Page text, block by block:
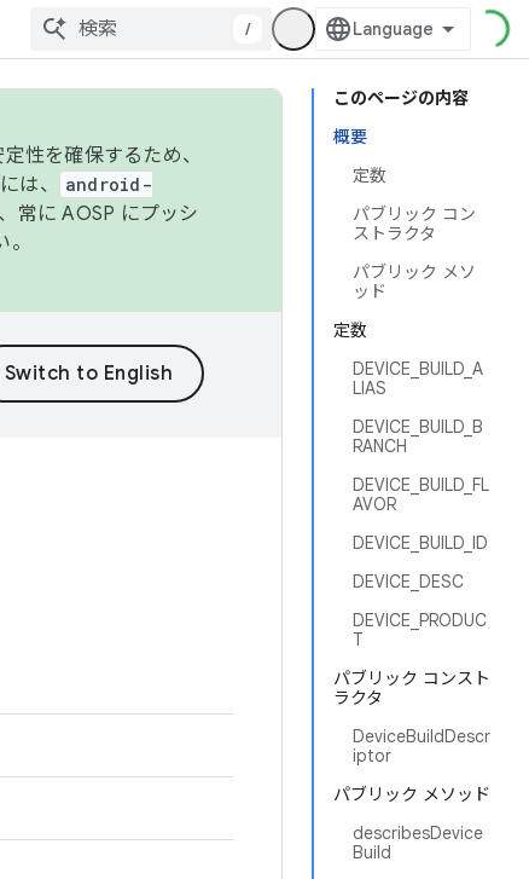
/
このページの内容
概要
定数
パブリック コン
ストラクタ
パブリック メソ
ッド
定数
DEVICE_BUILD_A
LIAS
DEVICE_BUILD_B
RANCH
DEVICE_BUILD_FL
AVOR
DEVICE_BUILD_ID
DEVICE_DESC
DEVICE_PRODUC
T
パブリック コンスト
ラクタ
DeviceBuildDescr
iptor
パブリック メソッド
describesDevice
Build
性を確保するため、
は、
android-
常に AOSP にプッシ